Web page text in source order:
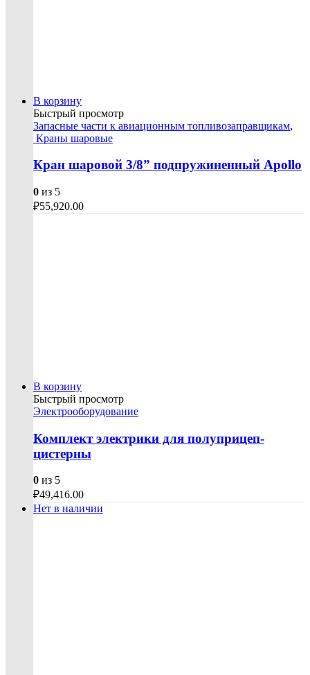
В корзину
Быстрый просмотр
Запасные части к авиационным топливозаправщикам,
Краны шаровые
Кран шаровой 3/8” подпружиненный Apollo
0 из 5
₽55,920.00
В корзину
Быстрый просмотр
Электрооборудование
Комплект электрики для полуприцеп-
цистерны
0 из 5
₽49,416.00
Нет в наличии